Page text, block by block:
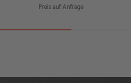
Preis auf Anfrage